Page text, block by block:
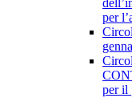
per
per il